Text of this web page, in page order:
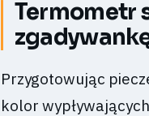
Termometr
Przygotowując
kolor